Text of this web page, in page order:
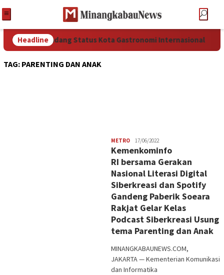
Headline
Siap Menyandang Status Kota Gastronomi Internasional
TAG: PARENTING DAN ANAK
METRORedaksi
17/06/2022
Kemenkominfo
RI bersama Gerakan
Nasional Literasi Digital
Siberkreasi dan Spotify
Gandeng Paberik Soeara
Rakjat Gelar Kelas
Podcast Siberkreasi Usung
tema Parenting dan Anak
MINANGKABAUNEWS.COM,
JAKARTA — Kementerian Komunikasi
dan Informatika